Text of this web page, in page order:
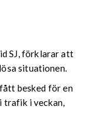
SJ, förklarar att
situationen.
besked för en
trafik i veckan,